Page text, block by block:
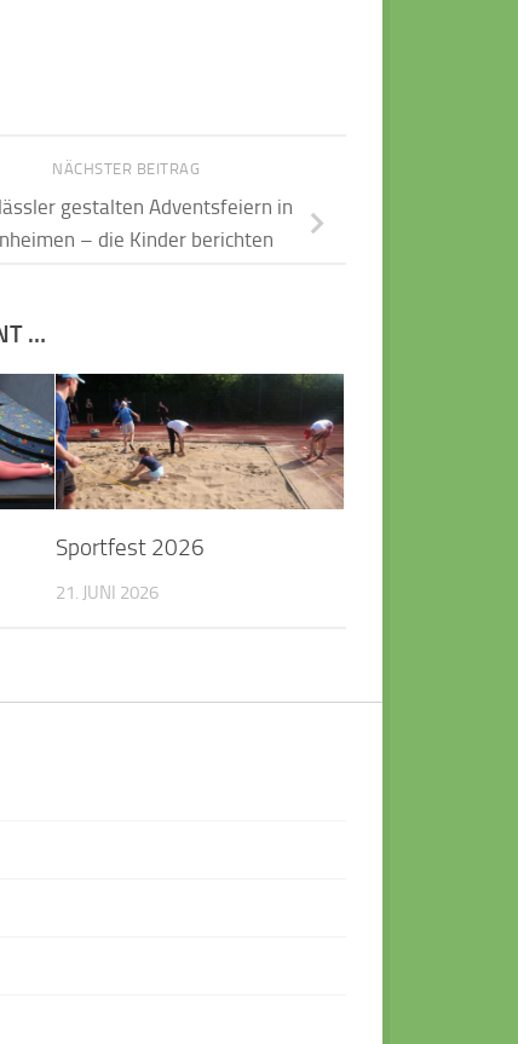
NÄCHSTER BEITRAG
gestalten Adventsfeiern in
– die Kinder berichten
…
Sportfest 2026
21. JUNI 2026